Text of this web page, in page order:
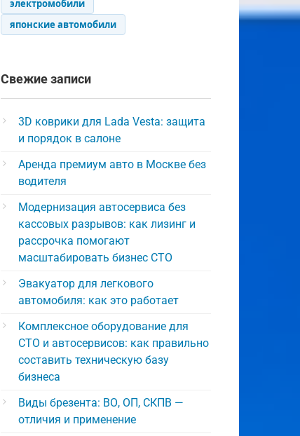
электромобили
японские автомобили
Свежие записи
3D коврики для Lada Vesta: защита
и порядок в салоне
Аренда премиум авто в Москве без
водителя
Модернизация автосервиса без
кассовых разрывов: как лизинг и
рассрочка помогают
масштабировать бизнес СТО
Эвакуатор для легкового
автомобиля: как это работает
Комплексное оборудование для
СТО и автосервисов: как правильно
составить техническую базу
бизнеса
Виды брезента: ВО, ОП, СКПВ —
отличия и применение